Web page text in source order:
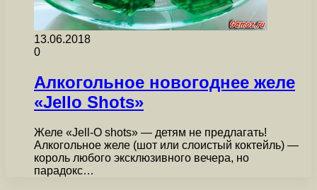
13.06.2018
0
Алкогольное новогоднее желе
«Jello Shots»
Желе «Jell-O shots» — детям не предлагать!
Алкогольное желе (шот или слоистый коктейль) —
король любого эксклюзивного вечера, но
парадокс…